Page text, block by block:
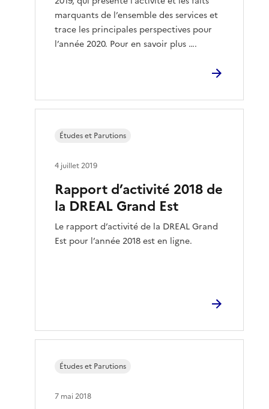
marquants de l’ensemble des services et
trace les principales perspectives pour
l’année 2020. Pour en savoir plus ….
Rapport d’activité 2018 de
la DREAL Grand Est
Le rapport d’activité de la DREAL Grand
Est pour l’année 2018 est en ligne.
Études et Parutions
4 juillet 2019
Études et Parutions
7 mai 2018